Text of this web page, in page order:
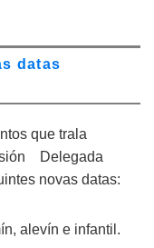
datas
que trala
Delegada
novas datas:
alevín e infantil.